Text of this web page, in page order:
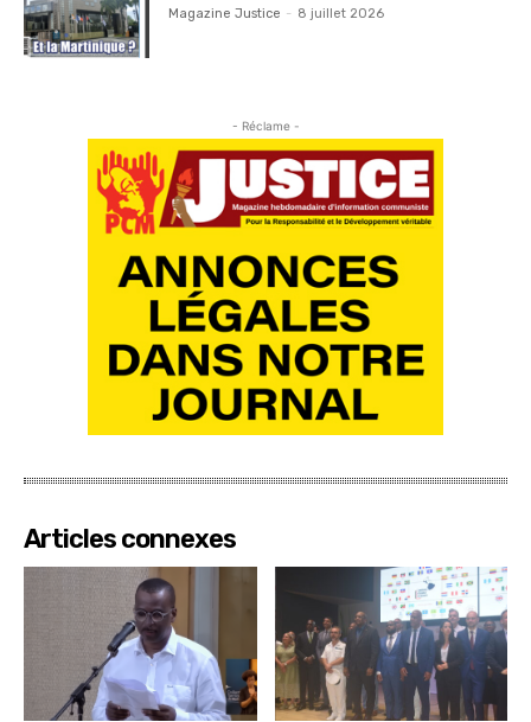
Magazine Justice - 8 juillet 2026
- Réclame -
Articles connexes